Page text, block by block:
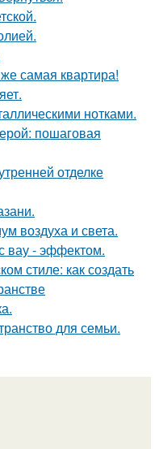
самая квартира!
нотками.
пошаговая
отделке
воздуха и света.
вау - эффектом.
стиле: как создать
для семьи.